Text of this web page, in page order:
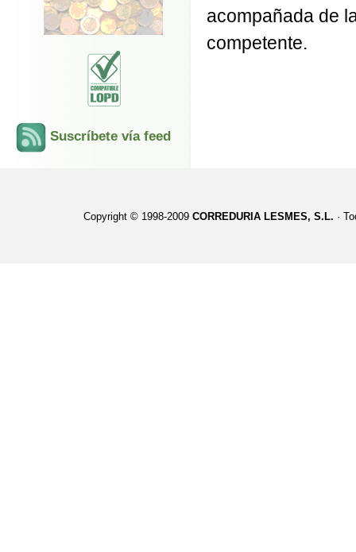
Suscríbete vía feed
acompañada de
competente.
Copyright © 1998-2009 CORREDURIA LESMES, S.L. ·